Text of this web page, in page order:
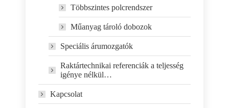
Többszintes polcrendszer
Műanyag tároló dobozok
Speciális árumozgatók
Raktártechnikai referenciák a teljesség
igénye nélkül…
Kapcsolat